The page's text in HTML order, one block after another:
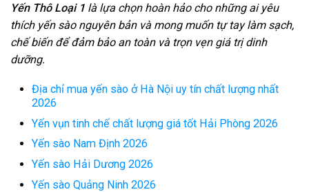
Yến Thô Loại 1 là lựa chọn hoàn hảo cho những ai yêu
thích yến sào nguyên bản và mong muốn tự tay làm sạch,
chế biến để đảm bảo an toàn và trọn vẹn giá trị dinh
dưỡng.
Địa chỉ mua yến sào ở Hà Nội uy tín chất lượng nhất
2026
Yến vụn tinh chế chất lượng giá tốt Hải Phòng 2026
Yến sào Nam Định 2026
Yến sào Hải Dương 2026
Yến sào Quảng Ninh 2026